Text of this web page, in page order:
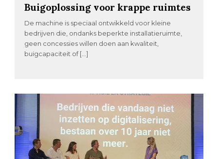
Buigoplossing voor krappe ruimtes
De machine is speciaal ontwikkeld voor kleine
bedrijven die, ondanks beperkte installatieruimte,
geen concessies willen doen aan kwaliteit,
buigcapaciteit of […]